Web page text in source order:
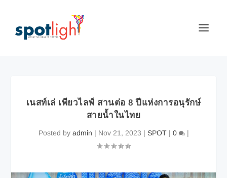
เนสท์เล่ เพียวไลฟ์ สานต่อ 8 ปีแห่งการอนุรักษ์
สายน้ำในไทย
Posted by admin | Nov 21, 2023 | SPOT| 0 |